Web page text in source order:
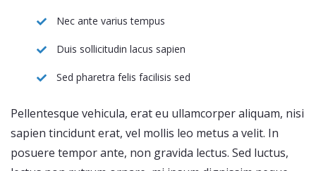
Nec ante varius tempus
Duis sollicitudin lacus sapien
Sed pharetra felis facilisis sed
Pellentesque vehicula, erat eu ullamcorper aliquam, nisi
sapien tincidunt erat, vel mollis leo metus a velit. In
posuere tempor ante, non gravida lectus. Sed luctus,